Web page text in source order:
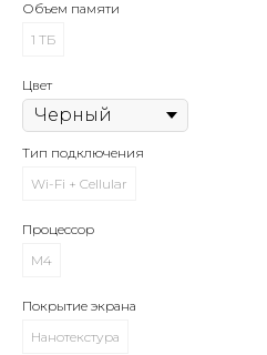
Объем памяти
1 ТБ
Цвет
Тип подключения
Wi-Fi + Cellular
Процессор
M4
Покрытие экрана
Нанотекстура